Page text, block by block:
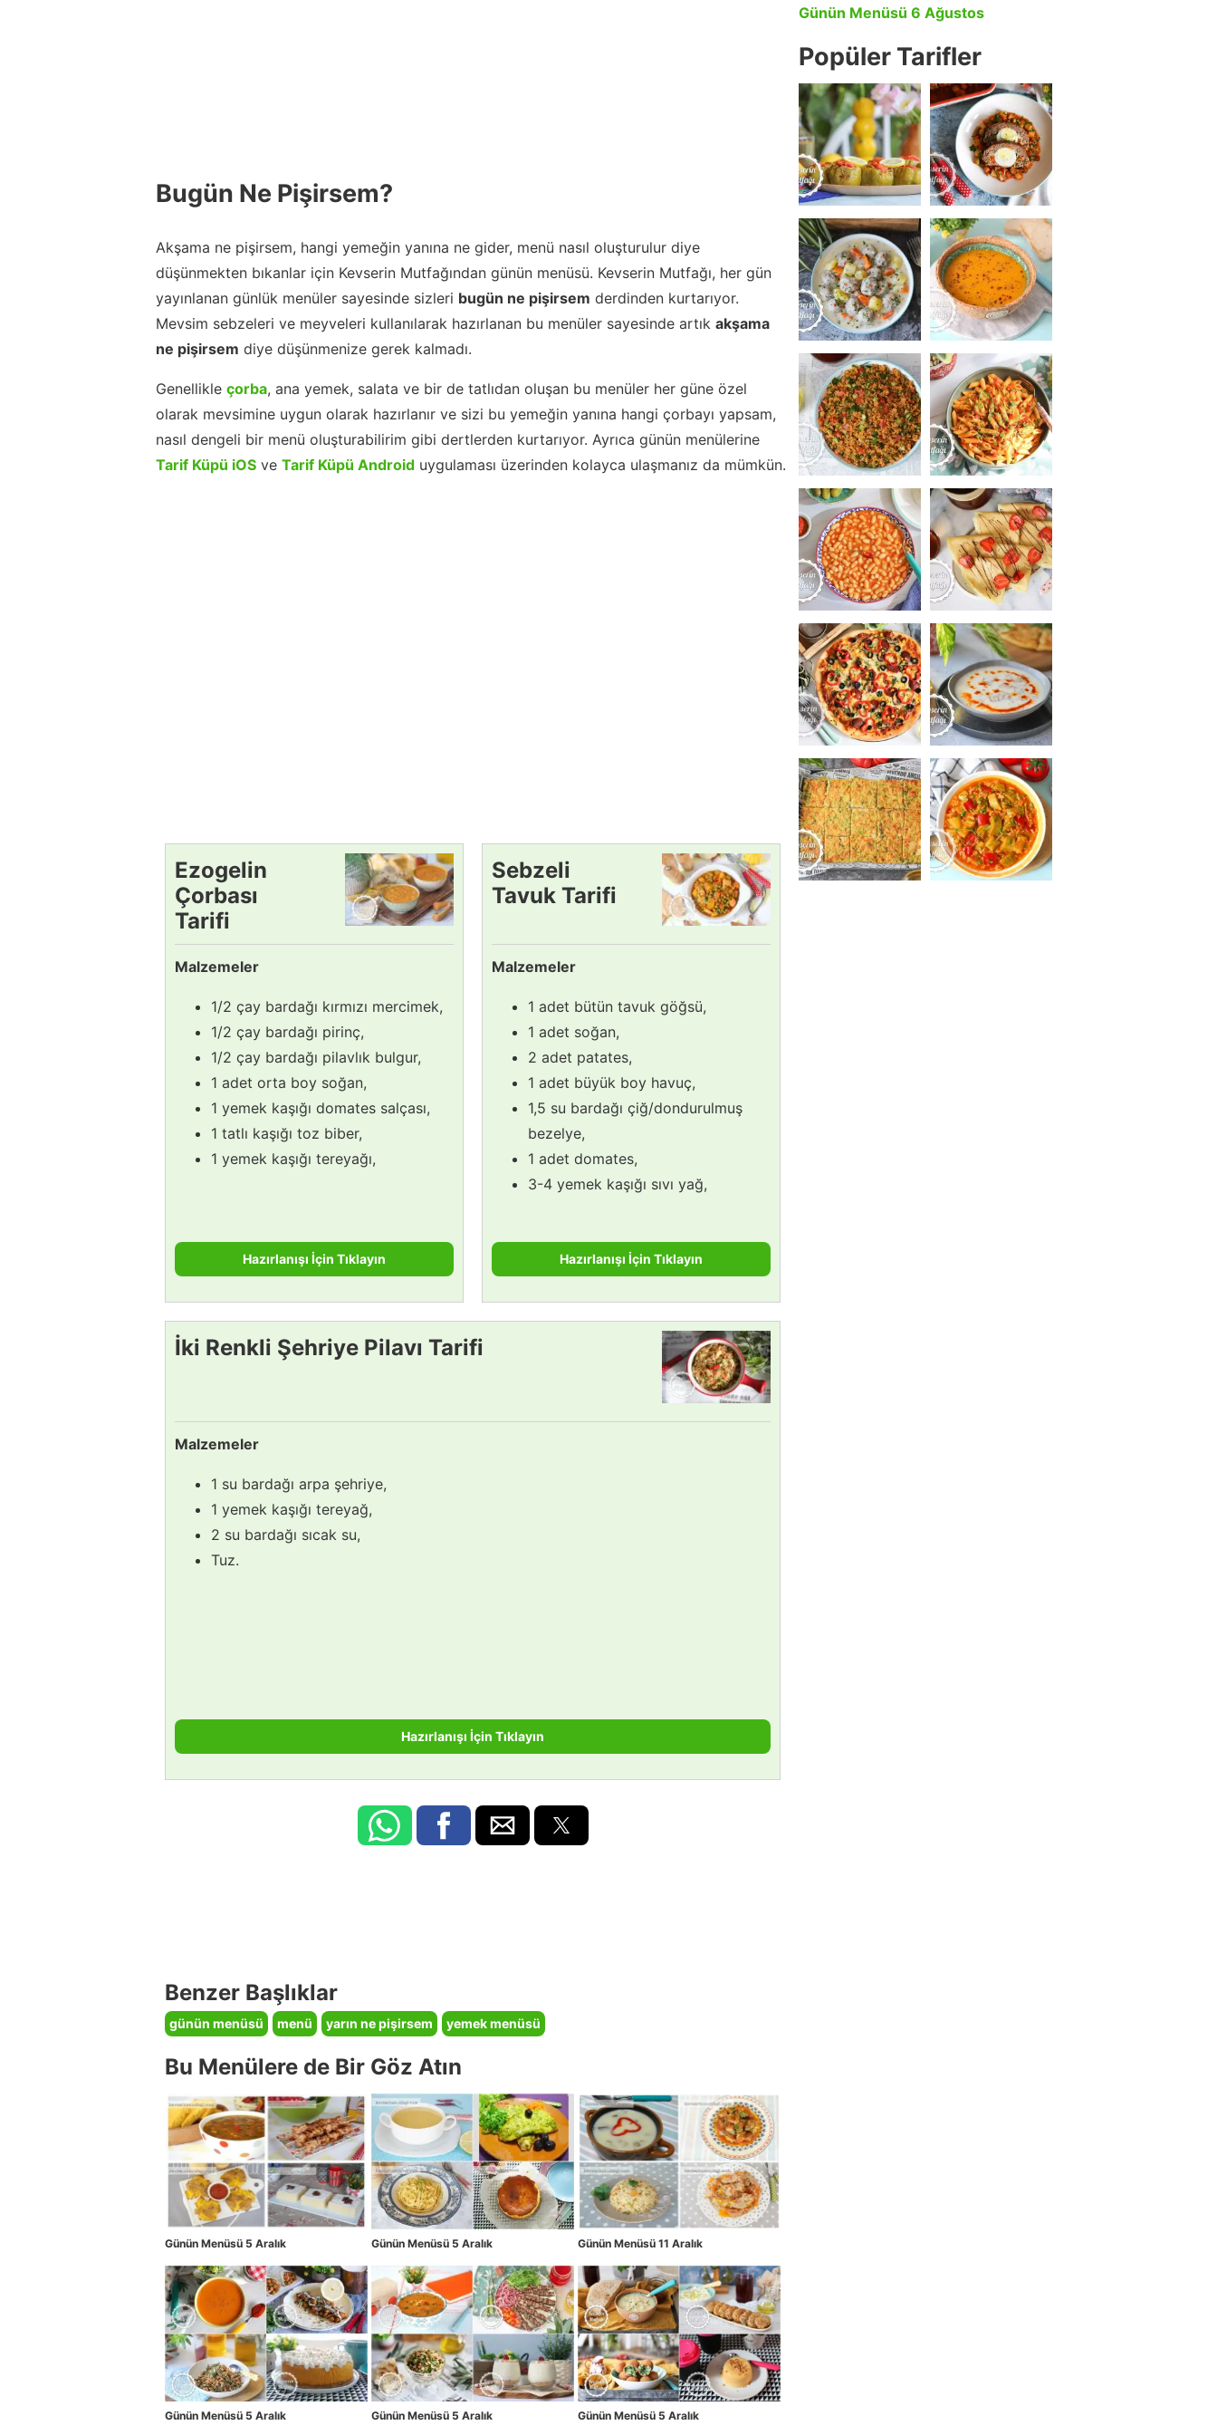
Bugün Ne Pişirsem?
Akşama ne pişirsem, hangi yemeğin yanına ne gider, menü nasıl oluşturulur diye
düşünmekten bıkanlar için Kevserin Mutfağından günün menüsü. Kevserin Mutfağı, her gün
yayınlanan günlük menüler sayesinde sizleri bugün ne pişirsem derdinden kurtarıyor.
Mevsim sebzeleri ve meyveleri kullanılarak hazırlanan bu menüler sayesinde artık akşama
ne pişirsem diye düşünmenize gerek kalmadı.
Genellikle çorba, ana yemek, salata ve bir de tatlıdan oluşan bu menüler her güne özel
olarak mevsimine uygun olarak hazırlanır ve sizi bu yemeğin yanına hangi çorbayı yapsam,
nasıl dengeli bir menü oluşturabilirim gibi dertlerden kurtarıyor. Ayrıca günün menülerine
Tarif Küpü iOS ve Tarif Küpü Android uygulaması üzerinden kolayca ulaşmanız da mümkün.
Ezogelin
Çorbası
Tarifi
Malzemeler
1/2 çay bardağı kırmızı mercimek,
1/2 çay bardağı pirinç,
1/2 çay bardağı pilavlık bulgur,
1 adet orta boy soğan,
1 yemek kaşığı domates salçası,
1 tatlı kaşığı toz biber,
1 yemek kaşığı tereyağı,
Hazırlanışı İçin Tıklayın
Sebzeli
Tavuk Tarifi
Malzemeler
1 adet bütün tavuk göğsü,
1 adet soğan,
2 adet patates,
1 adet büyük boy havuç,
1,5 su bardağı çiğ/dondurulmuş
bezelye,
1 adet domates,
3-4 yemek kaşığı sıvı yağ,
Hazırlanışı İçin Tıklayın
İki Renkli Şehriye Pilavı Tarifi
Malzemeler
1 su bardağı arpa şehriye,
1 yemek kaşığı tereyağ,
2 su bardağı sıcak su,
Tuz.
Hazırlanışı İçin Tıklayın
Benzer Başlıklar
günün menüsü menü yarın ne pişirsem yemek menüsü
Bu Menülere de Bir Göz Atın
Günün Menüsü 5 Aralık Günün Menüsü 5 Aralık Günün Menüsü 11 Aralık
Günün Menüsü 5 Aralık Günün Menüsü 5 Aralık Günün Menüsü 5 Aralık
Günün Menüsü 6 Ağustos
Popüler Tarifler